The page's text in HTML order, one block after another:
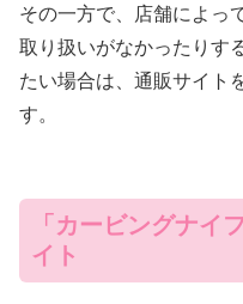
その一方で、店舗によっ
取り扱いがなかったりす
たい場合は、通販サイト
す。
「カービングナイ
イト